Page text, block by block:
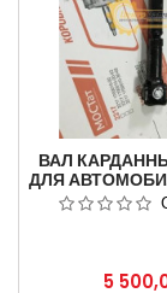
ВАЛ
ДЛЯ
ПОЛНЫЙ
Цена
5